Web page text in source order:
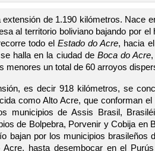
extensión de 1.190 kilómetros. Nace
al territorio boliviano bajando por el
todo el Estado do Acre, hacia
halla en la ciudad de Boca do Acre
menores un total de 60 arroyos
es decir 918 kilómetros, se
como Alto Acre, que conforman
municipios de Assis Brasil,
de Bolpebra, Porvenir y Cobija en
bajan por los municipios brasileños
Acre, hasta desembocar en el